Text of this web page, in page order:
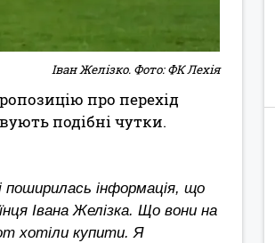
Іван Желізко. Фото: ФК Лехія
про перехід
подібні чутки.
поширилась інформація, що
Івана Желізка. Що вони на
хотіли купити. Я